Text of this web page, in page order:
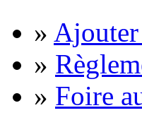
»
»
» Foire